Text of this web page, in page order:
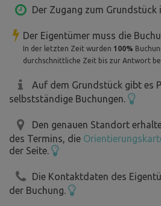
wir empfehlen die Straße, um
nicht reparieren!
in der Nähe des Dorfes hat
gebaut. Es ist daher notwendig,
Der Zugang zum Grundstück
Der Eigentümer muss die
In der letzten Zeit wurden 100%
durchschnittliche Zeit bis zur Antwort
Auf dem Grundstück gibt es
selbstständige Buchungen.
Den genauen Standort
des Termins, die
der Seite.
Die Kontaktdaten des
der Buchung.